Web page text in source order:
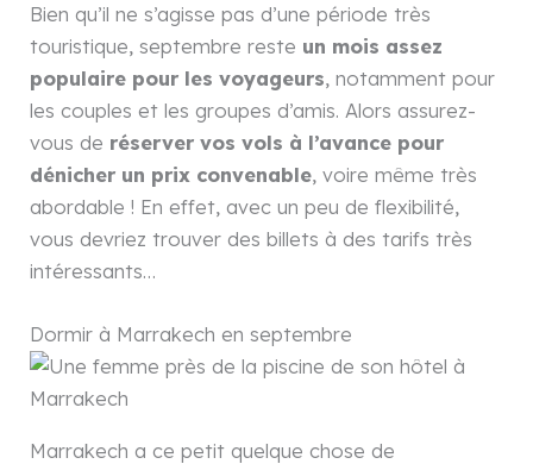
o
Bien qu’il ne s’agisse pas d’une période très
touristique, septembre reste un mois assez
populaire pour les voyageurs, notamment pour
les couples et les groupes d’amis. Alors assurez-
vous de réserver vos vols à l’avance pour
dénicher un prix convenable, voire même très
abordable ! En effet, avec un peu de flexibilité,
vous devriez trouver des billets à des tarifs très
intéressants…
Dormir à Marrakech en septembre
Marrakech a ce petit quelque chose de